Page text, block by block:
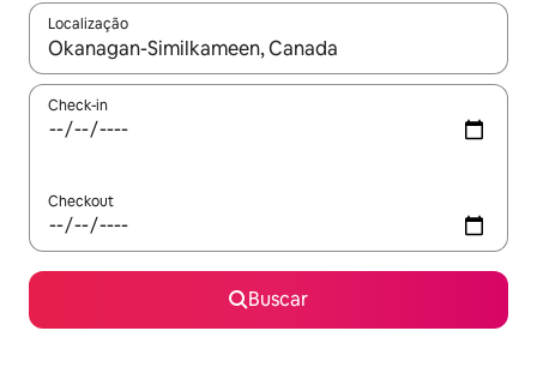
Localização
Quando os resultados estiverem disponíveis, explore-os
Check-in
Checkout
Buscar